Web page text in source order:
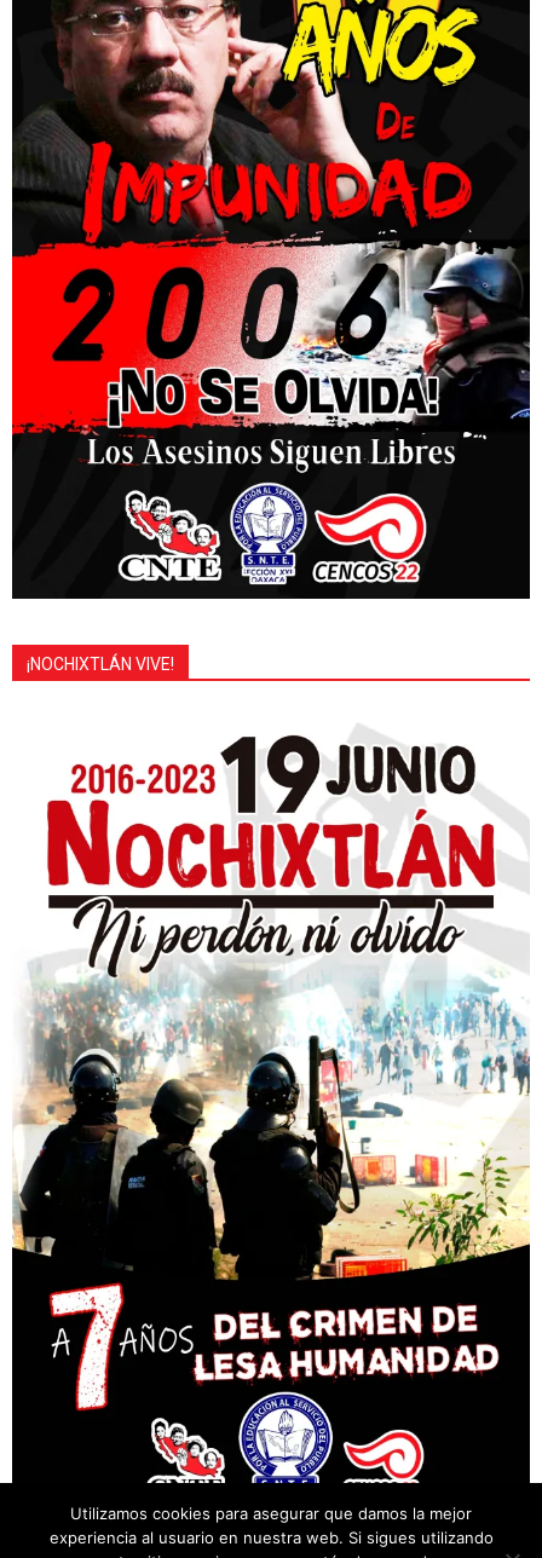
¡NOCHIXTLÁN VIVE!
Utilizamos cookies para asegurar que damos la mejor
experiencia al usuario en nuestra web. Si sigues utilizando